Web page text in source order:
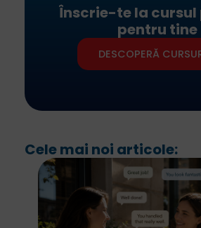
Înscrie-te la
pentru tine
DESCOPERĂ
Cele mai noi articole: